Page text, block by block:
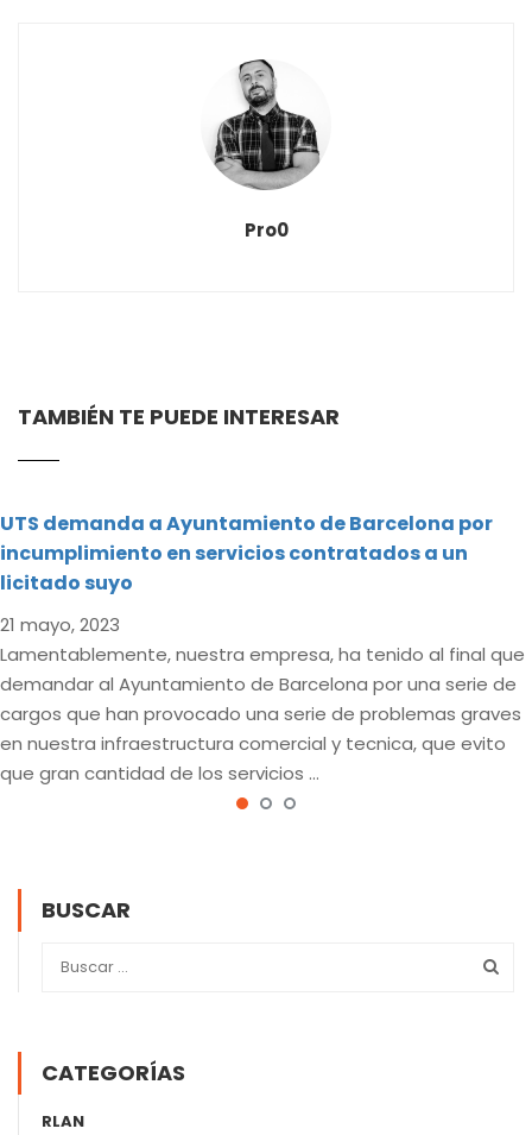
Pro0
TAMBIÉN TE PUEDE INTERESAR
UTS demanda a Ayuntamiento de Barcelona por
incumplimiento en servicios contratados a un
licitado suyo
21 mayo, 2023
Lamentablemente, nuestra empresa, ha tenido al final que
demandar al Ayuntamiento de Barcelona por una serie de
cargos que han provocado una serie de problemas graves
en nuestra infraestructura comercial y tecnica, que evito
que gran cantidad de los servicios …
BUSCAR
CATEGORÍAS
RLAN